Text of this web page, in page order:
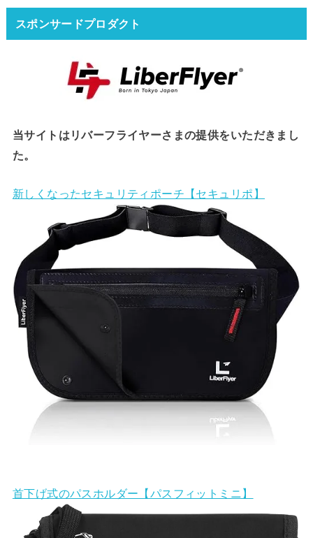
スポンサードプロダクト
当サイトはリバーフライヤーさまの提供をいただきまし
た。
新しくなったセキュリティポーチ【セキュリポ】
首下げ式のパスホルダー【パスフィットミニ】